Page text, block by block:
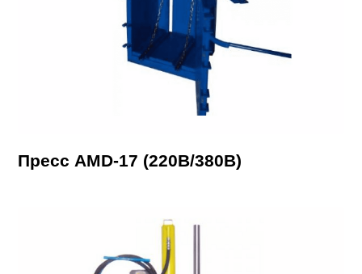
Пресс AMD-17 (220В/380В)